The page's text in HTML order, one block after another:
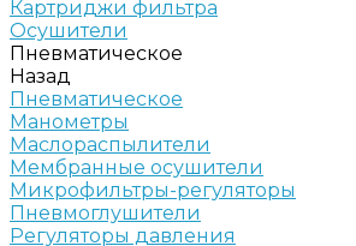
Картриджи фильтра
Осушители
Пневматическое
Назад
Пневматическое
Манометры
Маслораспылители
Мембранные осушители
Микрофильтры-регуляторы
Пневмоглушители
Регуляторы давления